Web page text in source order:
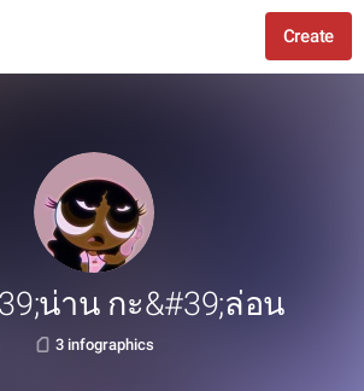
Create
น่าน กะ&#39;ล่อน
3 infographics